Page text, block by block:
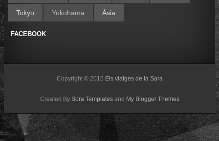
Tokyo Yokohama Àsia
FACEBOOK
Copyright © 2015 Els viatges de la Sara
Created BySora Templates and My Blogger Themes